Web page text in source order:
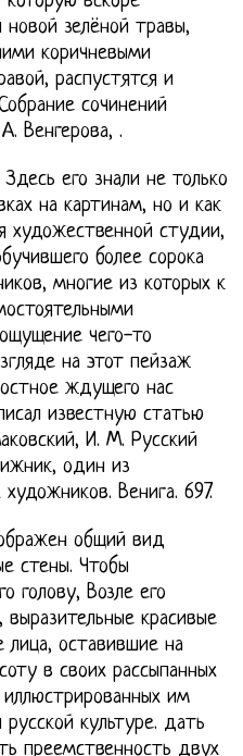
зелёной травы,
коричневыми
распустятся и
сочинений
Венгерова, .
его знали не только
на картинам, но и как
художественной студии,
более сорока
многие из которых к
чего-то
на этот пейзаж
ждущего нас
известную статью
И. М. Русский
один из
Венига. 697.
общий вид
стены. Чтобы
голову, Возле его
выразительные красивые
лица, оставившие на
в своих рассыпанных
им
культуре. дать
преемственность двух